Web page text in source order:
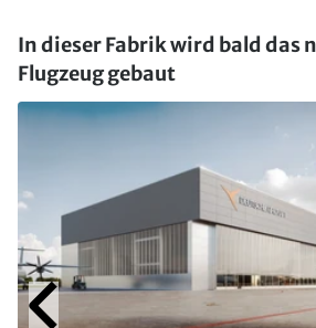
In dieser Fabrik wird bald das
Flugzeug gebaut